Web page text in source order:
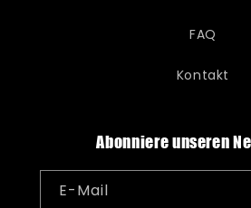
FAQ
Kontakt
Abonniere unseren
E-Mail